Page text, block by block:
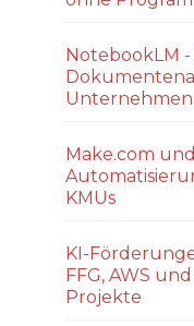
NotebookLM
Make.com
KMUs
KI-
FFG, AWS
Projekte